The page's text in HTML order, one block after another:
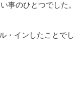
事のひとつでした。
・インしたことでし